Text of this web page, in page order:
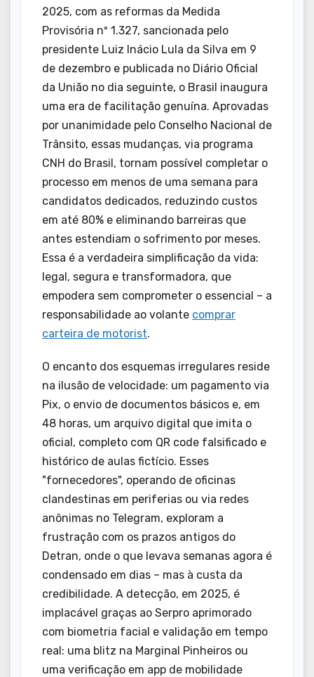
2025, com as reformas da Medida
Provisória nº 1.327, sancionada pelo
presidente Luiz Inácio Lula da Silva em 9
de dezembro e publicada no Diário Oficial
da União no dia seguinte, o Brasil inaugura
uma era de facilitação genuína. Aprovadas
por unanimidade pelo Conselho Nacional de
Trânsito, essas mudanças, via programa
CNH do Brasil, tornam possível completar o
processo em menos de uma semana para
candidatos dedicados, reduzindo custos
em até 80% e eliminando barreiras que
antes estendiam o sofrimento por meses.
Essa é a verdadeira simplificação da vida:
legal, segura e transformadora, que
empodera sem comprometer o essencial – a
responsabilidade ao volante comprar
carteira de motorist.
O encanto dos esquemas irregulares reside
na ilusão de velocidade: um pagamento via
Pix, o envio de documentos básicos e, em
48 horas, um arquivo digital que imita o
oficial, completo com QR code falsificado e
histórico de aulas fictício. Esses
"fornecedores", operando de oficinas
clandestinas em periferias ou via redes
anônimas no Telegram, exploram a
frustração com os prazos antigos do
Detran, onde o que levava semanas agora é
condensado em dias – mas à custa da
credibilidade. A detecção, em 2025, é
implacável graças ao Serpro aprimorado
com biometria facial e validação em tempo
real: uma blitz na Marginal Pinheiros ou
uma verificação em app de mobilidade